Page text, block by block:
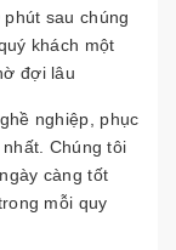
sau chúng
khách một
đợi lâu
nghiệp, phục
Chúng tôi
càng tốt
mỗi quy